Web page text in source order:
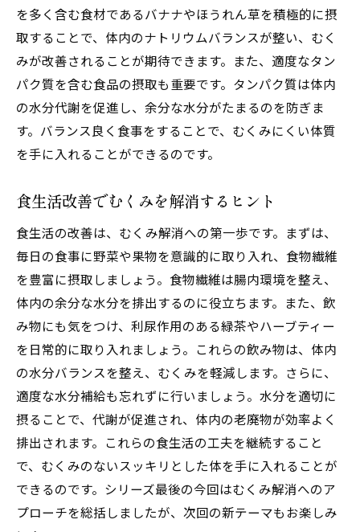
を多く含む食材であるバナナやほうれん草を積極的に摂
取することで、体内のナトリウムバランスが整い、むく
みが改善されることが期待できます。また、適度なタン
パク質を含む食品の摂取も重要です。タンパク質は体内
の水分代謝を促進し、余分な水分がたまるのを防ぎま
す。バランス良く食事をすることで、むくみにくい体質
を手に入れることができるのです。
食生活改善でむくみを解消するヒント
食生活の改善は、むくみ解消への第一歩です。まずは、
毎日の食事に野菜や果物を意識的に取り入れ、食物繊維
を豊富に摂取しましょう。食物繊維は腸内環境を整え、
体内の余分な水分を排出するのに役立ちます。また、飲
み物にも気をつけ、利尿作用のある緑茶やハーブティー
を日常的に取り入れましょう。これらの飲み物は、体内
の水分バランスを整え、むくみを軽減します。さらに、
適度な水分補給も忘れずに行いましょう。水分を適切に
摂ることで、代謝が促進され、体内の老廃物が効率よく
排出されます。これらの食生活の工夫を継続すること
で、むくみのないスッキリとした体を手に入れることが
できるのです。シリーズ最後の今回はむくみ解消へのア
プローチを総括しましたが、次回の新テーマもお楽しみ